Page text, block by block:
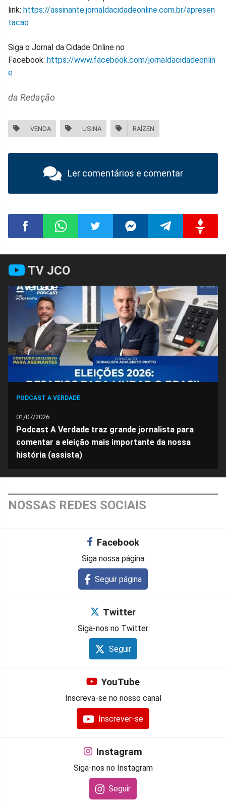
link: https://assinante.jornaldacidadeonline.com.br/apresen
tacao
Siga o Jornal da Cidade Online no
Facebook: https://www.facebook.com/jornaldacidadeonlin
e
da Redação
VENDA USINA RAÍZEN
Ler comentários e comentar
Compartilhar
no
Facebook
no
Whatsapp
no
Twitter
no
Messenger
no
Telegram
no
Gettr
TV JCO
PODCAST A VERDADE
01/07/2026
Podcast A Verdade traz grande jornalista para
comentar a eleição mais importante da nossa
história (assista)
NOSSAS REDES SOCIAIS
Facebook
Siga nossa página
Seguir página
Twitter
Siga-nos no Twitter
Seguir
YouTube
Inscreva-se no nosso canal
Inscrever-se
Instagram
Siga-nos no Instagram
Seguir